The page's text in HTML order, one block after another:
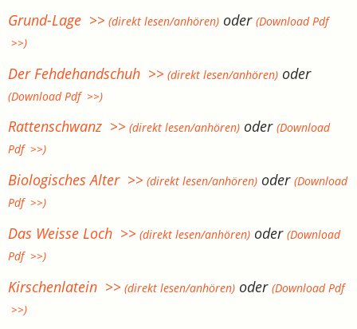
Grund-Lage >> (direkt lesen/anhören) oder(Download Pdf
>>)
Der Fehdehandschuh >> (direkt lesen/anhören) oder
(Download Pdf >>)
Rattenschwanz >> (direkt lesen/anhören) oder(Download
Pdf >>)
Biologisches Alter >> (direkt lesen/anhören) oder(Download
Pdf >>)
Das Weisse Loch >> (direkt lesen/anhören) oder(Download
Pdf >>)
Kirschenlatein >> (direkt lesen/anhören) oder(Download Pdf
>>)